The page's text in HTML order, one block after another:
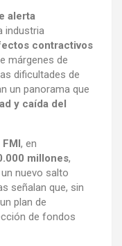
alerta
industria
contractivos
márgenes de
dificultades de
un panorama que
y caída del
, en
millones,
nuevo salto
señalan que, sin
plan de
de fondos